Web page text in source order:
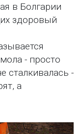
в Болгарии
здоровый
- просто
сталкивалась -
а